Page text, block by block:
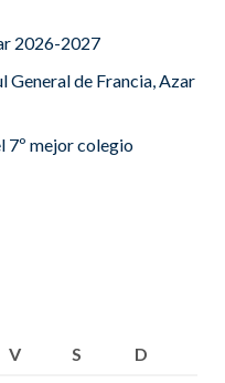
2026-2027
General de Francia, Azar
7º mejor colegio
V S
D